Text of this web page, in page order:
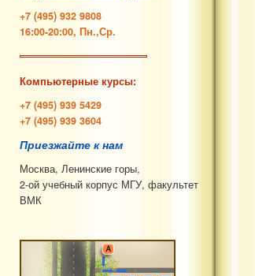
+7 (495) 932 9808
16:00-20:00, Пн.,Ср.
Компьютерные курсы:
+7 (495) 939 5429
+7 (495) 939 3604
Приезжайте к нам
Москва, Ленинские горы,
2-ой учебный корпус МГУ, факультет
ВМК